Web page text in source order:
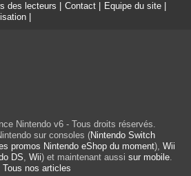
des lecteurs Contact Equipe du site
Nintendo v6 - Tous droits réservés.
sur consoles (Nintendo Switch
promos Nintendo eShop du moment), Wii
DS, Wii) et maintenant aussi sur mobile.
Tous nos articles